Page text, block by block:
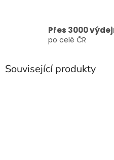
Přes 3000
po celé ČR
Související produkty